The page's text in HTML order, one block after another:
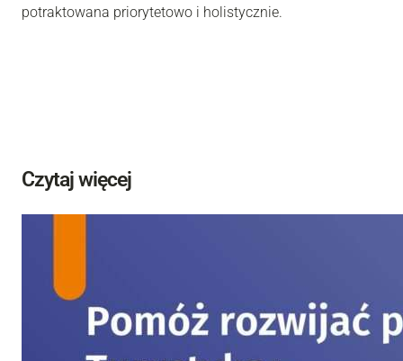
potraktowana priorytetowo i holistycznie.
Czytaj więcej